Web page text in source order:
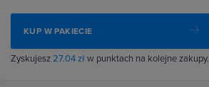
KUP W PAKIECIE
Zyskujesz27.04 złw punktach na kolejne zakupy.